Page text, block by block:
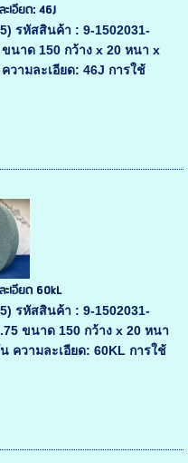
เอียด: 46J
รหัสสินค้า : 9-1502031-
ขนาด 150 กว้าง x 20 หนา x
วามละเอียด: 46J การใช้
เอียด 60kL
รหัสสินค้า : 9-1502031-
ขนาด 150 กว้าง x 20 หนา
ความละเอียด: 60KL การใช้